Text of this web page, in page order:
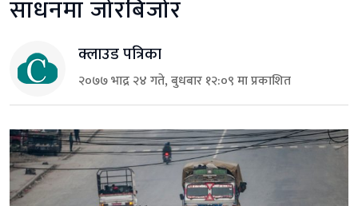
साधनमा जोरबिजोर
क्लाउड पत्रिका
२०७७ भाद्र २४ गते, बुधबार १२:०९ मा प्रकाशित